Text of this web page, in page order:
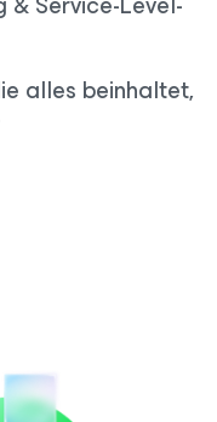
alles beinhaltet,